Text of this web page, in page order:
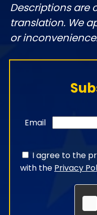
Descriptions are
translation. We
or
Email
I agree to the
with the Privacy